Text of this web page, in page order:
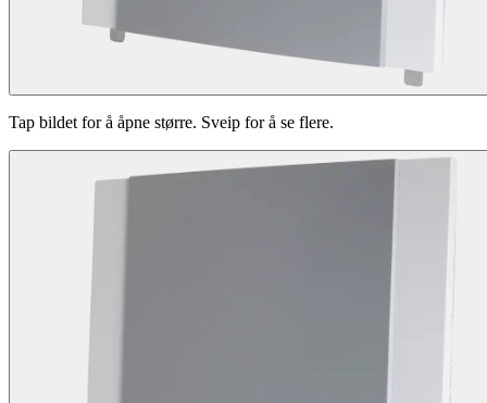
Tap bildet for å åpne større. Sveip for å se flere.